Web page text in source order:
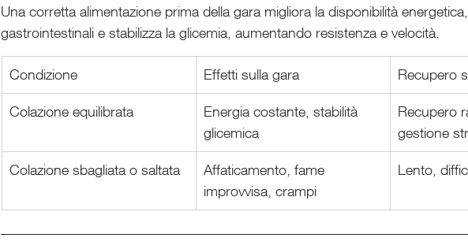
Una corretta alimentazione prima della gara migliora la disponibilità
gastrointestinali e stabilizza la glicemia, aumentando resistenza e velocità.
Condizione Effetti sulla gara Recupero
Colazione equilibrata
Energia costante, stabilità
glicemica
Recupero
gestione
Colazione sbagliata o saltata
Affaticamento, fame
improvvisa, crampi
Lento,